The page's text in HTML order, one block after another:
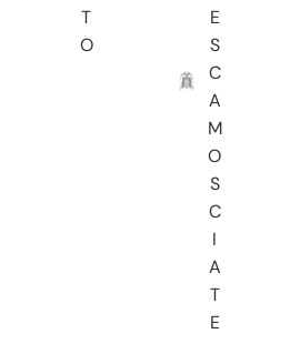
T
O
E
S
C
A
M
O
S
C
I
A
T
E